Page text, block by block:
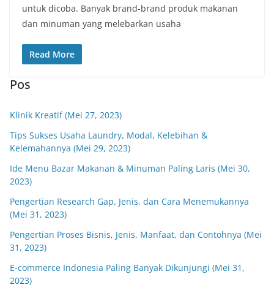
untuk dicoba. Banyak brand-brand produk makanan
dan minuman yang melebarkan usaha
Read More
Pos
Klinik Kreatif (Mei 27, 2023)
Tips Sukses Usaha Laundry, Modal, Kelebihan &
Kelemahannya (Mei 29, 2023)
Ide Menu Bazar Makanan & Minuman Paling Laris (Mei 30,
2023)
Pengertian Research Gap, Jenis, dan Cara Menemukannya
(Mei 31, 2023)
Pengertian Proses Bisnis, Jenis, Manfaat, dan Contohnya (Mei
31, 2023)
E-commerce Indonesia Paling Banyak Dikunjungi (Mei 31,
2023)